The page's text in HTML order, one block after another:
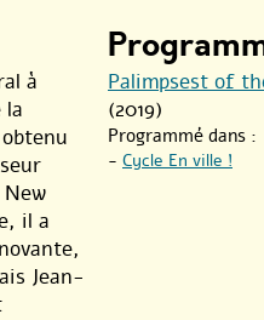
à
la
il a
Jean-
Palimpsest of
(2019)
Programmé dans :
- Cycle En ville !